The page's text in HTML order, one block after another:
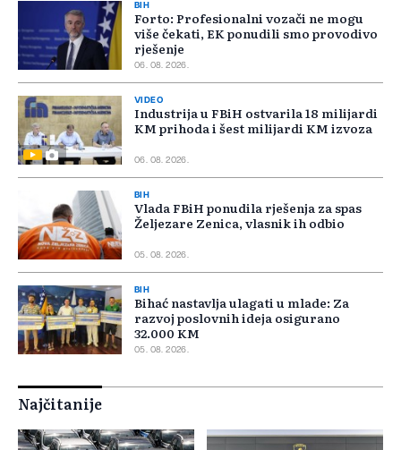
BIH
Forto: Profesionalni vozači ne mogu
više čekati, EK ponudili smo provodivo
rješenje
06. 08. 2026.
VIDEO
Industrija u FBiH ostvarila 18 milijardi
KM prihoda i šest milijardi KM izvoza
06. 08. 2026.
BIH
Vlada FBiH ponudila rješenja za spas
Željezare Zenica, vlasnik ih odbio
05. 08. 2026.
BIH
Bihać nastavlja ulagati u mlade: Za
razvoj poslovnih ideja osigurano
32.000 KM
05. 08. 2026.
Najčitanije